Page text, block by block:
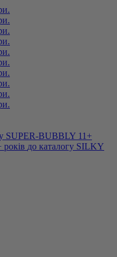
SUPER-BUBBLY 11+
років до каталогу SILKY